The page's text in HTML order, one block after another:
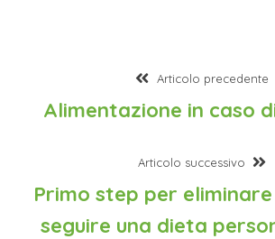
Articolo precedente
Alimentazione in caso
Articolo successivo
Primo step per
seguire una dieta